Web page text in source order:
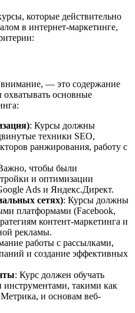
которые действительно
в интернет-маркетинге,
внимание, — это содержание
основные
: Курсы должны
техники SEO,
ранжирования, работу с
чтобы были
и оптимизации
Ads и Яндекс.Директ.
сетях): Курсы должны
платформами (Facebook,
контент-маркетинга и
рекламы.
работы с рассылками,
и создание эффективных
: Курс должен обучать
инструментами, такими как
и основам веб-